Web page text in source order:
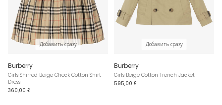
Добавить сразу
Burberry
Girls Shirred Beige Check Cotton Shirt
Dress
360,00 £
Добавить сразу
Burberry
Girls Beige Cotton Trench Jacket
595,00 £